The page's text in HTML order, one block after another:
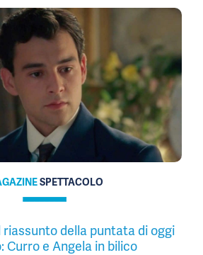
SPETTACOLO
riassunto della puntata di oggi
Curro e Angela in bilico